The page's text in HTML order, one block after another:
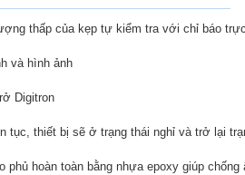
thấp của kẹp tự kiểm tra với chỉ báo
và hình ảnh
Digitron
tục, thiết bị sẽ ở trạng thái nghỉ và trở lại
phủ hoàn toàn bằng nhựa epoxy giúp